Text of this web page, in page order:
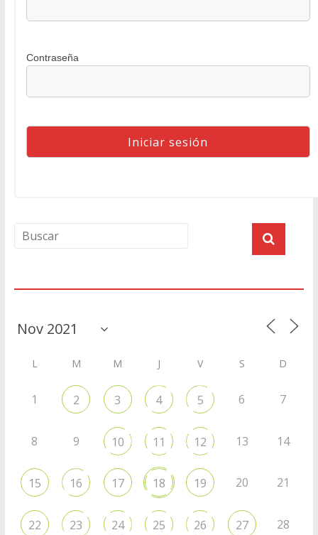
Contraseña
L M M J V S D
1 2 3 4 5 6 7
8 9 10 11 12 13 14
15 16 17 18 19 20 21
22 23 24 25 26 27 28